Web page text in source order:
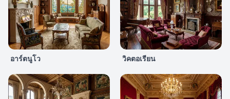
อาร์ตนูโว วิคตอเรียน